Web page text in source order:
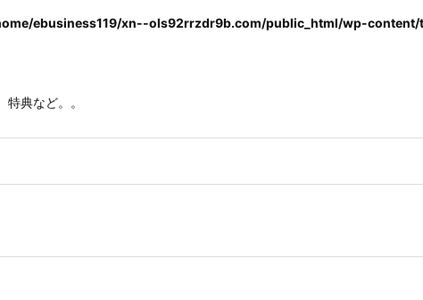
ebusiness119/xn--ols92rrzdr9b.com/public_html/wp-
典など。。